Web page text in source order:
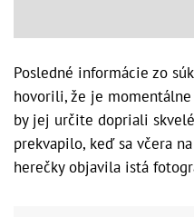
Posledné informácie zo
hovorili, že je
by jej určite dopriali
prekvapilo, keď sa včera
herečky objavila istá